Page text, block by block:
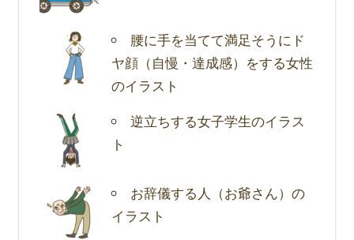
腰に手を当てて満足そうにド
ヤ顔（自慢・達成感）をする女性
のイラスト
逆立ちする女子学生のイラス
ト
お辞儀する人（お爺さん）の
イラスト